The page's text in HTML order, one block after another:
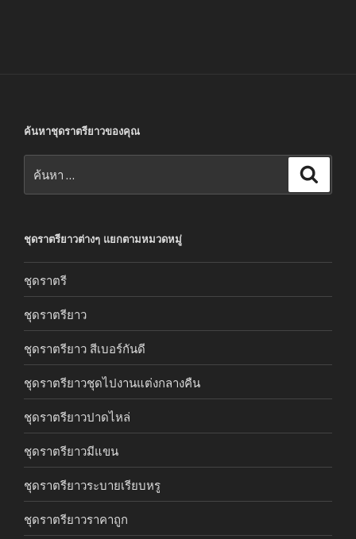
ค้นหาชุดราตรียาวของคุณ
ชุดราตรียาวต่างๆ แยกตามหมวดหมู่
ชุดราตรี
ชุดราตรียาว
ชุดราตรียาว สีเบอร์กันดี
ชุดราตรียาวชุดไปงานแต่งกลางคืน
ชุดราตรียาวปาดไหล่
ชุดราตรียาวมีแขน
ชุดราตรียาวระบายเรียบหรู
ชุดราตรียาวราคาถูก